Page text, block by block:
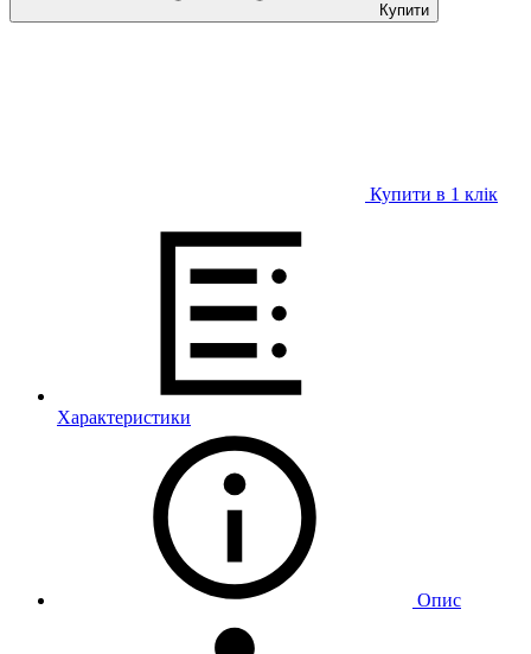
Купити
Купити в 1 клiк
Характеристики
Опис